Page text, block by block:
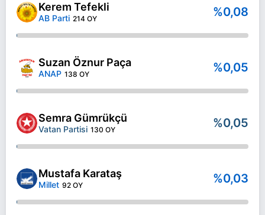
Kerem Tefekli
AB Parti 214 OY %0,08
Suzan Öznur Paça
ANAP 138 OY %0,05
Semra Gümrükçü
Vatan Partisi 130 OY %0,05
Mustafa Karataş
Millet 92 OY %0,03